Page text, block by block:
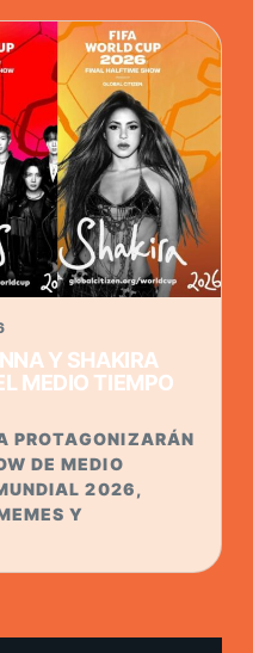
Y SHAKIRA
MEDIO TIEMPO
PROTAGONIZARÁN
DE MEDIO
2026,
Y